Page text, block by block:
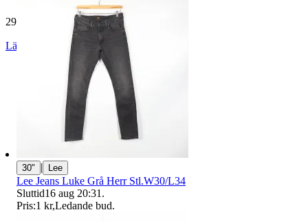
29 177 omdömen
Läs omdömen
30" | Lee
Lee Jeans Luke Grå Herr Stl.W30/L34
Sluttid16 aug 20:31 .
Pris:1 kr,Ledande bud.